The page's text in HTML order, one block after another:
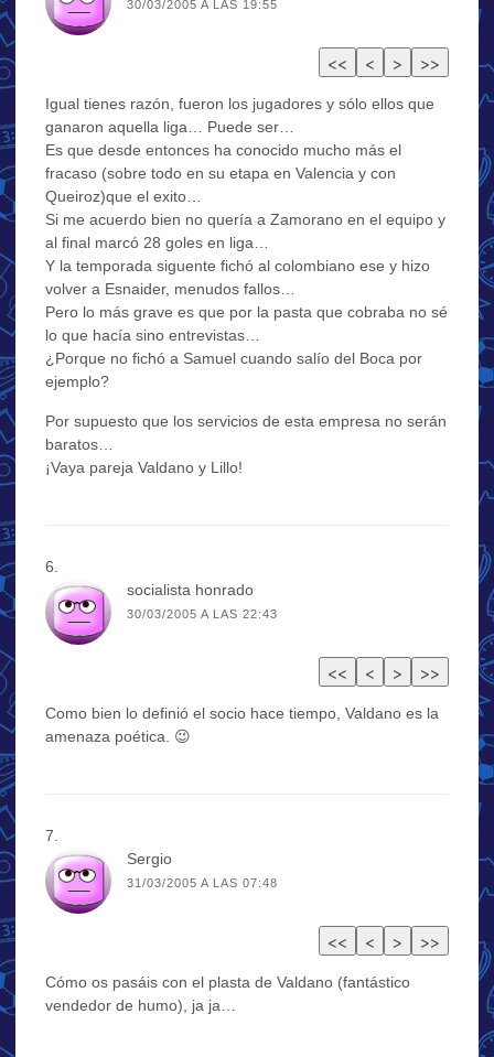
30/03/2005 A LAS 19:55
Igual tienes razón, fueron los jugadores y sólo ellos que
ganaron aquella liga… Puede ser…
Es que desde entonces ha conocido mucho más el
fracaso (sobre todo en su etapa en Valencia y con
Queiroz)que el exito…
Si me acuerdo bien no quería a Zamorano en el equipo y
al final marcó 28 goles en liga…
Y la temporada siguente fichó al colombiano ese y hizo
volver a Esnaider, menudos fallos…
Pero lo más grave es que por la pasta que cobraba no sé
lo que hacía sino entrevistas…
¿Porque no fichó a Samuel cuando salío del Boca por
ejemplo?
Por supuesto que los servicios de esta empresa no serán
baratos…
¡Vaya pareja Valdano y Lillo!
socialista honrado
30/03/2005 A LAS 22:43
Como bien lo definió el socio hace tiempo, Valdano es la
amenaza poética. 😉
Sergio
31/03/2005 A LAS 07:48
Cómo os pasáis con el plasta de Valdano (fantástico
vendedor de humo), ja ja…